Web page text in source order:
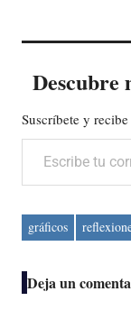
Descubre
Suscríbete y
Escribe tu correo electrónico…
gráficos
Deja un